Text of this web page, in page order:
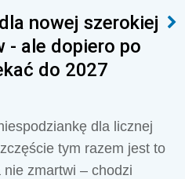
nowej szerokiej
- ale dopiero po
do 2027
dla licznej
tym razem jest to
nie zmartwi – chodzi